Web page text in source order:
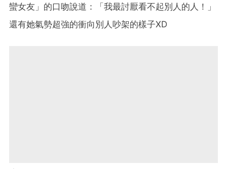
蠻女友」的口吻說道：「我最討厭看不起別人的人！」
還有她氣勢超強的衝向別人吵架的樣子XD